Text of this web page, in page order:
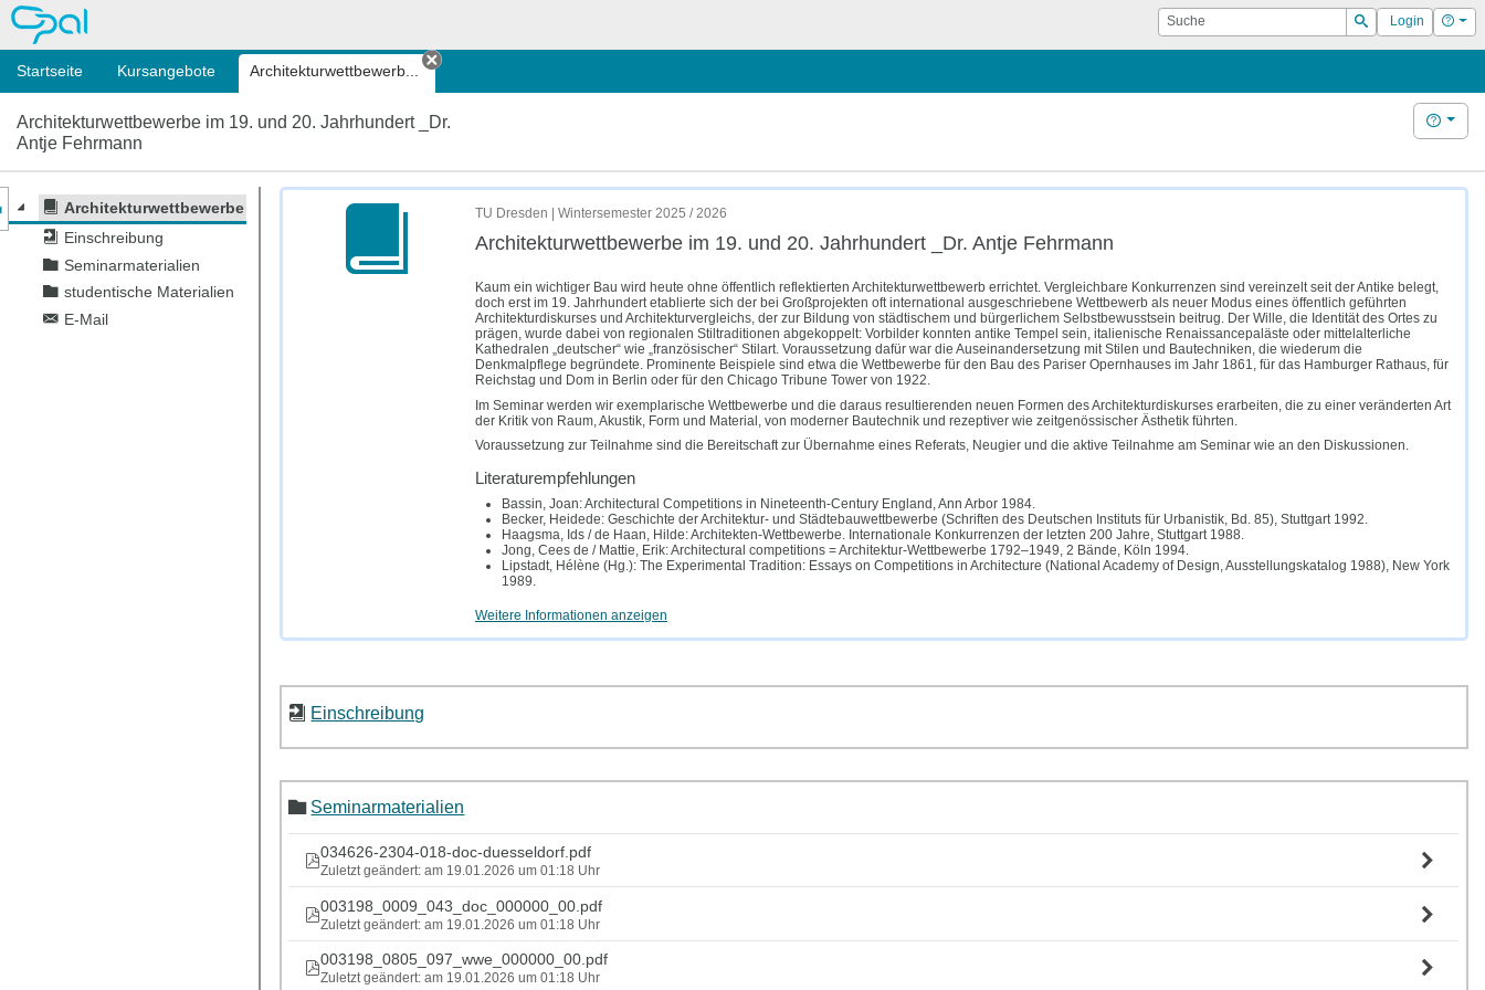
OPAL Suche
Suchen
Login Hilfe
Startseite Kursangebote Architektur­wettbewerb...
Tab schließen
Architektur­wettbewerbe im 19. und 20. Jahrhundert _Dr.
Antje Fehrmann
Hilfe
Architektur­wettbewerbe im 19. und 20. Jahrhundert _Dr. Antje Fehrmann
Einschreibung
Seminarmaterialien
studentische Materialien
E-Mail
des Kursmenüs
TU Dresden | Wintersemester 2025 / 2026
Architektur­wettbewerbe im 19. und 20. Jahrhundert _Dr. Antje Fehrmann
Kaum ein wichtiger Bau wird heute ohne öffentlich reflektierten Architekturwettbewerb errichtet. Vergleichbare Konkurrenzen sind vereinzelt seit der Antike belegt,
doch erst im 19. Jahrhundert etablierte sich der bei Großprojekten oft international ausgeschriebene Wettbewerb als neuer Modus eines öffentlich geführten
Architekturdiskurses und Architekturvergleichs, der zur Bildung von städtischem und bürgerlichem Selbstbewusstsein beitrug. Der Wille, die Identität des Ortes zu
prägen, wurde dabei von regionalen Stiltraditionen abgekoppelt: Vorbilder konnten antike Tempel sein, italienische Renaissancepaläste oder mittelalterliche
Kathedralen „deutscher“ wie „französischer“ Stilart. Voraussetzung dafür war die Auseinandersetzung mit Stilen und Bautechniken, die wiederum die
Denkmalpflege begründete. Prominente Beispiele sind etwa die Wettbewerbe für den Bau des Pariser Opernhauses im Jahr 1861, für das Hamburger Rathaus, für
Reichstag und Dom in Berlin oder für den Chicago Tribune Tower von 1922.
Im Seminar werden wir exemplarische Wettbewerbe und die daraus resultierenden neuen Formen des Architekturdiskurses erarbeiten, die zu einer veränderten Art
der Kritik von Raum, Akustik, Form und Material, von moderner Bautechnik und rezeptiver wie zeitgenössischer Ästhetik führten.
Voraussetzung zur Teilnahme sind die Bereitschaft zur Übernahme eines Referats, Neugier und die aktive Teilnahme am Seminar wie an den Diskussionen.
Literaturempfehlungen
Bassin, Joan: Architectural Competitions in Nineteenth-Century England, Ann Arbor 1984.
Becker, Heidede: Geschichte der Architektur- und Städtebauwettbewerbe (Schriften des Deutschen Instituts für Urbanistik, Bd. 85), Stuttgart 1992.
Haagsma, Ids / de Haan, Hilde: Architekten-Wettbewerbe. Internationale Konkurrenzen der letzten 200 Jahre, Stuttgart 1988.
Jong, Cees de / Mattie, Erik: Architectural competitions = Architektur-Wettbewerbe 1792–1949, 2 Bände, Köln 1994.
Lipstadt, Hélène (Hg.): The Experimental Tradition: Essays on Competitions in Architecture (National Academy of Design, Ausstellungskatalog 1988), New York
1989.
Weitere Informationen anzeigen
Einschreibung
Seminarmaterialien
034626-2304-018-doc-duesseldorf.pdf
Zuletzt geändert: am 19.01.2026 um 01:18 Uhr
003198_0009_043_doc_000000_00.pdf
Zuletzt geändert: am 19.01.2026 um 01:18 Uhr
003198_0805_097_wwe_000000_00.pdf
Zuletzt geändert: am 19.01.2026 um 01:18 Uhr